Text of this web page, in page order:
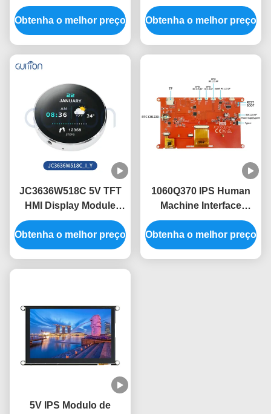
480x320 HMI sem
imagem livre da fonte
do código do toque
Obtenha o melhor preço
com consumo de
energia de 320 mA
Obtenha o melhor preço
JC3636W518C 5V TFT
HMI Display Module
com ângulo de visão de
60° e design leve
Obtenha o melhor preço
1060Q370 IPS Human
Machine Interface
Display Module A
combinação perfeita de
e desempenho
Obtenha o melhor preço
5V IPS Modulo de